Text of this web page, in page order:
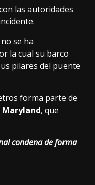
las autoridades
se ha
la cual su barco
pilares del puente
forma parte de
Maryland, que
condena de forma